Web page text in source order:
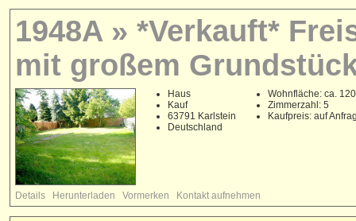
1948A » *Verkauft*
mit großem
Haus
Kauf
63791 Karlstein
Deutschland
Wohnfläche: ca. 120
Zimmerzahl: 5
Kaufpreis: auf
Details Herunterladen Vormerken Kontakt aufnehmen